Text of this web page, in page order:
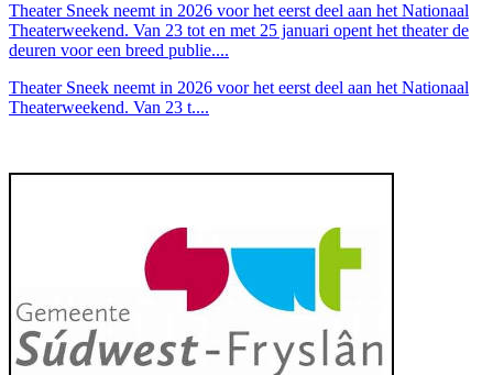
Theater Sneek neemt in 2026 voor het eerst deel aan het Nationaal
Theaterweekend. Van 23 tot en met 25 januari opent het theater de
deuren voor een breed publie....
Theater Sneek neemt in 2026 voor het eerst deel aan het Nationaal
Theaterweekend. Van 23 t....